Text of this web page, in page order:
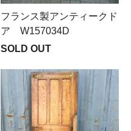
フランス製アンティークド
ア W157034D
SOLD OUT